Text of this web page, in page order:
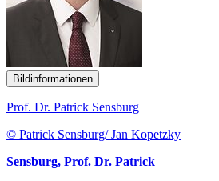
Bildinformationen
Prof. Dr. Patrick Sensburg
© Patrick Sensburg/ Jan Kopetzky
Sensburg, Prof. Dr. Patrick